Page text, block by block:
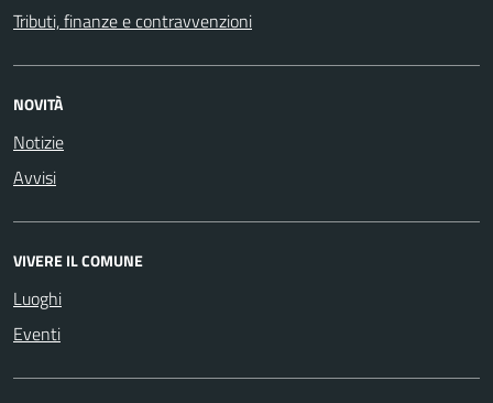
Tributi, finanze e contravvenzioni
NOVITÀ
Notizie
Avvisi
VIVERE IL COMUNE
Luoghi
Eventi